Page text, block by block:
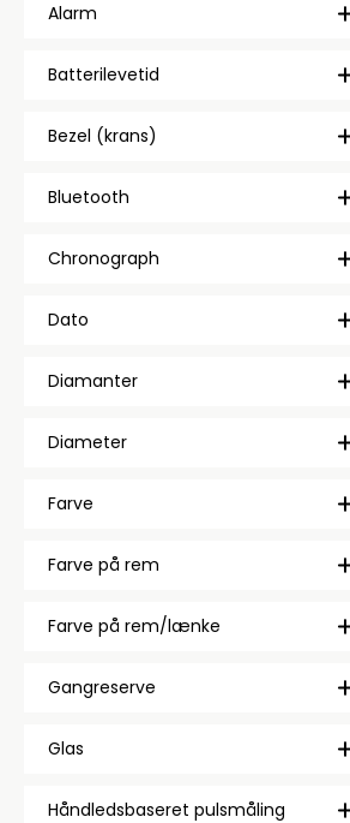
Alarm
Batterilevetid
Bezel (krans)
Bluetooth
Chronograph
Dato
Diamanter
Diameter
Farve
Farve på rem
Farve på rem/lænke
Gangreserve
Glas
Håndledsbaseret pulsmåling